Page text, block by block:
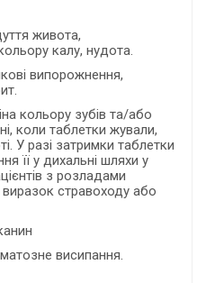
живота,
калу, нудота.
випорожнення,
кольору зубів та/або
коли таблетки жували,
У разі затримки таблетки
її у дихальні шляхи у
з розладами
стравоходу або
висипання.